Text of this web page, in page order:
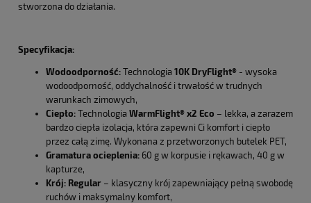
stworzona do działania.
Specyfikacja:
Wodoodporność: Technologia 10K DryFlight® - wysoka
wodoodporność, oddychalność i trwałość w trudnych
warunkach zimowych,
Ciepło: Technologia WarmFlight® x2 Eco – lekka, a zarazem
bardzo ciepła izolacja, która zapewni Ci komfort i ciepło
przez całą zimę. Wykonana z przetworzonych butelek PET,
Gramatura ocieplenia: 60 g w korpusie i rękawach, 40 g w
kapturze,
Krój: Regular – klasyczny krój zapewniający pełną swobodę
ruchów i maksymalny komfort,